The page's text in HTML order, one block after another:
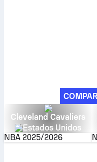
Cleveland Cavaliers
Estados Unidos
NBA 2025/2026